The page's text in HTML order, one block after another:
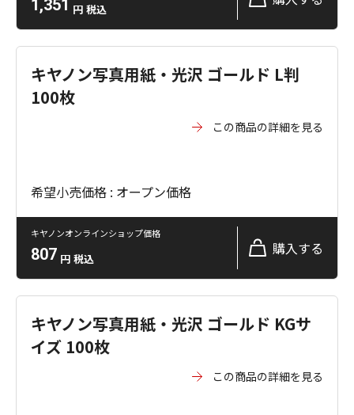
1,351 円 税込
キヤノン写真用紙・光沢 ゴールド L判
100枚
この商品の詳細を見る
希望小売価格 : オープン価格
キヤノンオンラインショップ価格
807 円 税込
購入する
キヤノン写真用紙・光沢 ゴールド KGサ
イズ 100枚
この商品の詳細を見る